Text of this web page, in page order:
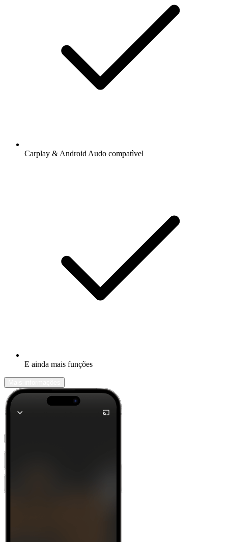
Carplay & Android Audo compatìvel
E ainda mais funções